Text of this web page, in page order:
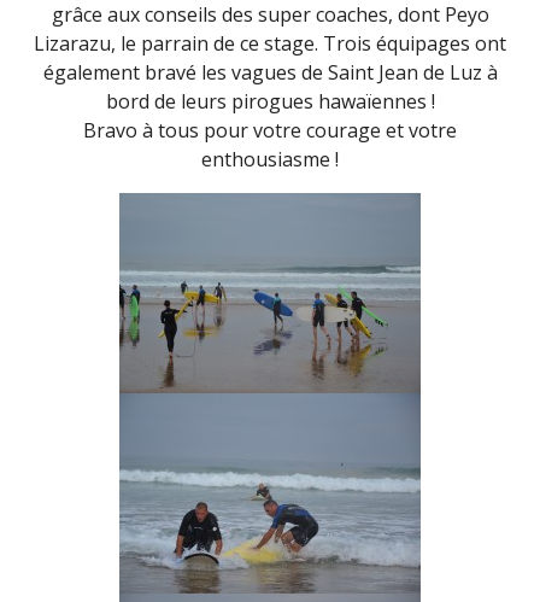
grâce aux conseils des super coaches, dont Peyo
Lizarazu, le parrain de ce stage. Trois équipages ont
également bravé les vagues de Saint Jean de Luz à
bord de leurs pirogues hawaïennes !
Bravo à tous pour votre courage et votre
enthousiasme !